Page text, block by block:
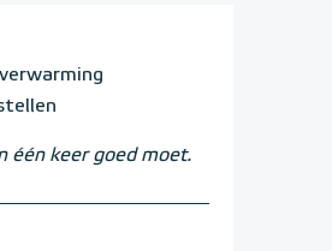
één keer goed moet.